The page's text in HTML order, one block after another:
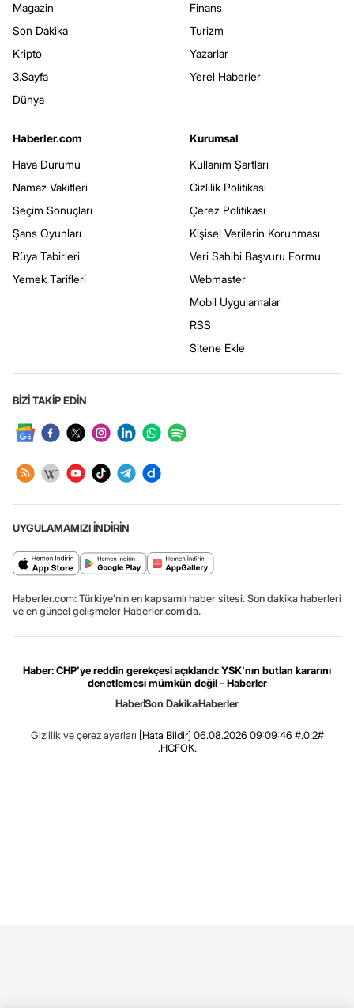
Magazin
Son Dakika
Kripto
3.Sayfa
Dünya
Finans
Turizm
Yazarlar
Yerel Haberler
Haberler.com
Hava Durumu
Namaz Vakitleri
Seçim Sonuçları
Şans Oyunları
Rüya Tabirleri
Yemek Tarifleri
Kurumsal
Kullanım Şartları
Gizlilik Politikası
Çerez Politikası
Kişisel Verilerin Korunması
Veri Sahibi Başvuru Formu
Webmaster
Mobil Uygulamalar
RSS
Sitene Ekle
BİZİ TAKİP EDİN
UYGULAMAMIZI İNDİRİN
Haberler.com: Türkiye’nin en kapsamlı haber sitesi. Son dakika haberleri
ve en güncel gelişmeler Haberler.com’da.
Haber: CHP'ye reddin gerekçesi açıklandı: YSK'nın butlan kararını
denetlemesi mümkün değil - Haberler
HaberSon DakikaHaberler
Gizlilik ve çerez ayarları [Hata Bildir] 06.08.2026 09:09:46 #.0.2#
.HCFOK.